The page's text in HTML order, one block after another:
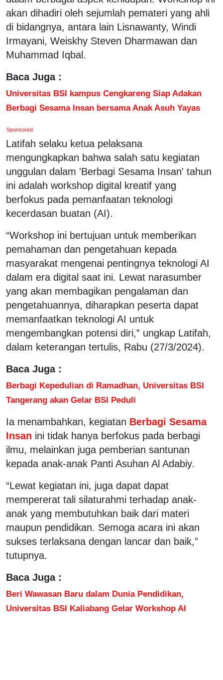
akan dihadiri oleh sejumlah pemateri yang ahli
di bidangnya, antara lain Lisnawanty, Windi
Irmayani, Weiskhy Steven Dharmawan dan
Muhammad Iqbal.
Baca Juga :
Universitas BSI kampus Cengkareng Siap Adakan
Berbagi Sesama Insan bersama Anak Asuh Yayas
Sponsored
Latifah selaku ketua pelaksana
mengungkapkan bahwa salah satu kegiatan
unggulan dalam 'Berbagi Sesama Insan' tahun
ini adalah workshop digital kreatif yang
berfokus pada pemanfaatan teknologi
kecerdasan buatan (AI).
“Workshop ini bertujuan untuk memberikan
pemahaman dan pengetahuan kepada
masyarakat mengenai pentingnya teknologi AI
dalam era digital saat ini. Lewat narasumber
yang akan membagikan pengalaman dan
pengetahuannya, diharapkan peserta dapat
memanfaatkan teknologi AI untuk
mengembangkan potensi diri,” ungkap Latifah,
dalam keterangan tertulis, Rabu (27/3/2024).
Baca Juga :
Berbagi Kepedulian di Ramadhan, Universitas BSI
Tangerang akan Gelar BSI Peduli
Ia menambahkan, kegiatan Berbagi Sesama
Insan ini tidak hanya berfokus pada berbagi
ilmu, melainkan juga pemberian santunan
kepada anak-anak Panti Asuhan Al Adabiy.
“Lewat kegiatan ini, juga dapat dapat
mempererat tali silaturahmi terhadap anak-
anak yang membutuhkan baik dari materi
maupun pendidikan. Semoga acara ini akan
sukses terlaksana dengan lancar dan baik,”
tutupnya.
Baca Juga :
Beri Wawasan Baru dalam Dunia Pendidikan,
Universitas BSI Kaliabang Gelar Workshop AI